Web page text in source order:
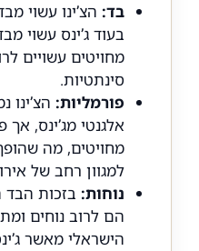
בד: הצ’ינו עשוי
בעוד ג’ינס עשוי
מחויטים עשויים
סינתטיות.
פורמליות:
אלגנטי מג’ינס,
מחויטים, מה
למגוון רחב של
נוחות: בזכות הבד
הם לרוב נוחים
הישראלי מאשר